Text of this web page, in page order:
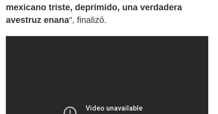
mexicano triste, deprimido, una verdadera
avestruz enana", finalizó.